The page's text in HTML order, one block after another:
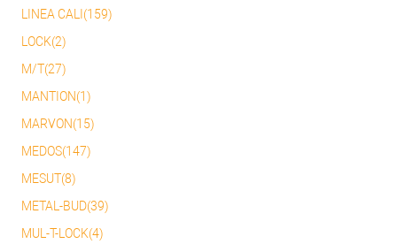
LINEA CALI(159)
LOCK(2)
M/T(27)
MANTION(1)
MARVON(15)
MEDOS(147)
MESUT(8)
METAL-BUD(39)
MUL-T-LOCK(4)